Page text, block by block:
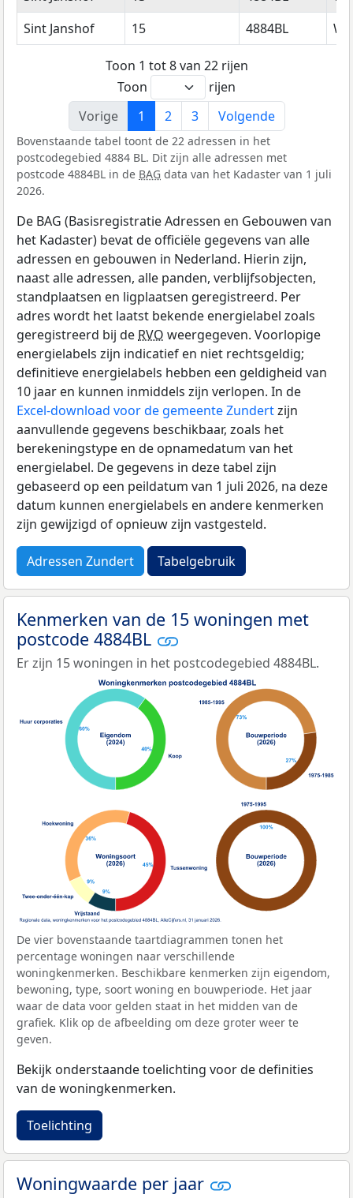
Sint Janshof
15 4884BL
Toon 1 tot 8 van 22 rijen
Toon
rijen
Vorige
1 2 3 Volgende
Bovenstaande tabel toont de 22 adressen in het
postcodegebied 4884 BL. Dit zijn alle adressen met
postcode 4884BL in de BAG data van het Kadaster van 1 juli
2026.
De BAG (Basisregistratie Adressen en Gebouwen van
het Kadaster) bevat de officiële gegevens van alle
adressen en gebouwen in Nederland. Hierin zijn,
naast alle adressen, alle panden, verblijfsobjecten,
standplaatsen en ligplaatsen geregistreerd. Per
adres wordt het laatst bekende energielabel zoals
geregistreerd bij de RVO weergegeven. Voorlopige
energielabels zijn indicatief en niet rechtsgeldig;
definitieve energielabels hebben een geldigheid van
10 jaar en kunnen inmiddels zijn verlopen. In de
Excel-download voor de gemeente Zundertzijn
aanvullende gegevens beschikbaar, zoals het
berekeningstype en de opnamedatum van het
energielabel. De gegevens in deze tabel zijn
gebaseerd op een peildatum van 1 juli 2026, na deze
datum kunnen energielabels en andere kenmerken
zijn gewijzigd of opnieuw zijn vastgesteld.
Adressen Zundert Tabelgebruik
Kenmerken van de 15 woningen met
postcode 4884BL
Er zijn 15 woningen in het postcodegebied 4884BL.
De vier bovenstaande taartdiagrammen tonen het
percentage woningen naar verschillende
woningkenmerken. Beschikbare kenmerken zijn eigendom,
bewoning, type, soort woning en bouwperiode. Het jaar
waar de data voor gelden staat in het midden van de
grafiek. Klik op de afbeelding om deze groter weer te
geven.
Bekijk onderstaande toelichting voor de definities
van de woningkenmerken.
Toelichting
Woningwaarde per jaar